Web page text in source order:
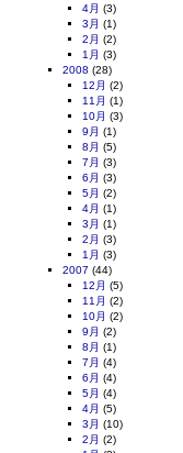
4月 (3)
3月 (1)
2月 (2)
1月 (3)
2008 (28)
12月 (2)
11月 (1)
10月 (3)
9月 (1)
8月 (5)
7月 (3)
6月 (3)
5月 (2)
4月 (1)
3月 (1)
2月 (3)
1月 (3)
2007 (44)
12月 (5)
11月 (2)
10月 (2)
9月 (2)
8月 (1)
7月 (4)
6月 (4)
5月 (4)
4月 (5)
3月 (10)
2月 (2)